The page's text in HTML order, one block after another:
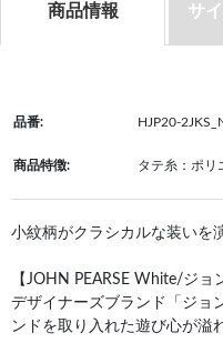
商品情報 サ
品番: HJP20-
商品特徴: タテ糸：ポリ
小紋柄がクラシカルな装いを
【JOHN PEARSE White/ジョ
デザイナーズブランド「ジョ
ンドを取り入れた遊び心が溢